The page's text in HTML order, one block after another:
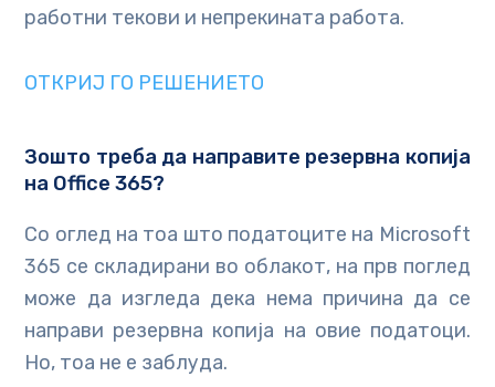
работни текови и непрекината работа.
ОТКРИЈ ГО РЕШЕНИЕТО
Зошто треба да направите резервна копија
на Office 365?
Со оглед на тоа што податоците на Microsoft
365 се складирани во облакот, на прв поглед
може да изгледа дека нема причина да се
направи резервна копија на овие податоци.
Но, тоа не е заблуда.